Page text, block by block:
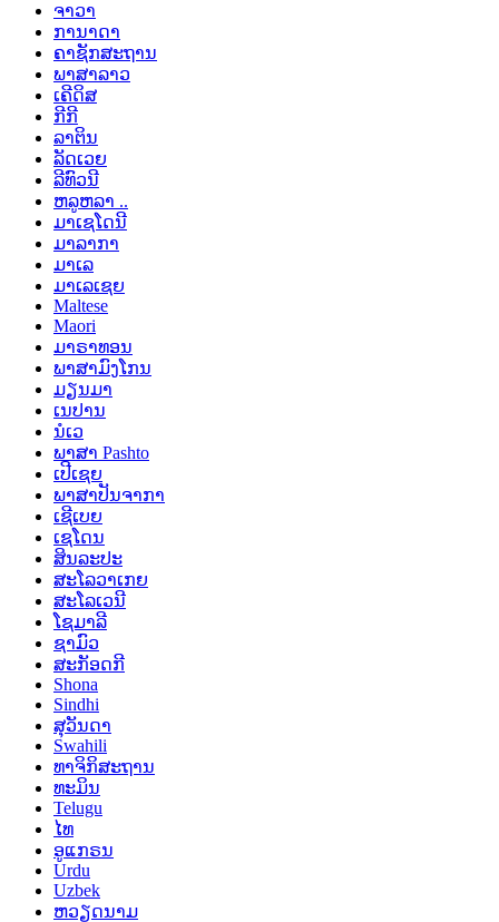
ຈາວາ
ການາດາ
ຄາຊັກສະຖານ
ພາສາລາວ
ເຄີດິສ
ກີກີ
ລາຕິນ
ລັດເວຍ
ລີທົວນີ
ຫລູຫລາ ..
ມາເຊໂດນີ
ມາລາກາ
ມາເລ
ມາເລເຊຍ
Maltese
Maori
ມາຣາທອນ
ພາສາມົງໂກນ
ມຽນມາ
ເນປານ
ນໍເວ
ພາສາ Pashto
ເປີເຊຍ
ພາສາປັນຈາກາ
ເຊີເບຍ
ເຊໂດນ
ສິນລະປະ
ສະໂລວາເກຍ
ສະໂລເວນີ
ໂຊມາລີ
ຊາມົວ
ສະກັອດກີ
Shona
Sindhi
ສຸວັນດາ
Swahili
ທາຈິກິສະຖານ
ທະມິນ
Telugu
ໄທ
ອູແກຣນ
Urdu
Uzbek
ຫວຽດນາມ